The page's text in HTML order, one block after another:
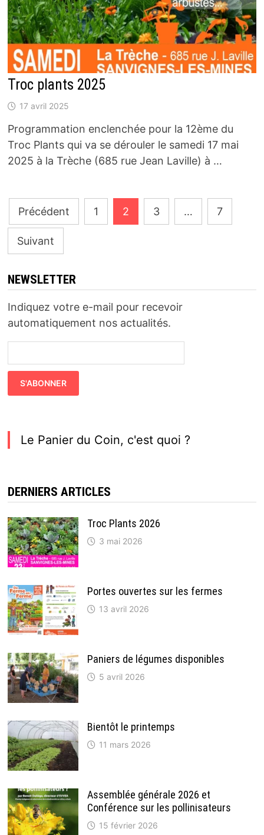
Troc plants 2025
17 avril 2025
Programmation enclenchée pour la 12ème du
Troc Plants qui va se dérouler le samedi 17 mai
2025 à la Trèche (685 rue Jean Laville) à …
Pagination
des
publications
Précédent 1 2 3 … 7
Suivant
NEWSLETTER
Indiquez votre e-mail pour recevoir
automatiquement nos actualités.
Le Panier du Coin, c'est quoi ?
DERNIERS ARTICLES
Troc Plants 2026
3 mai 2026
Portes ouvertes sur les fermes
13 avril 2026
Paniers de légumes disponibles
5 avril 2026
Bientôt le printemps
11 mars 2026
Assemblée générale 2026 et
Conférence sur les pollinisateurs
15 février 2026